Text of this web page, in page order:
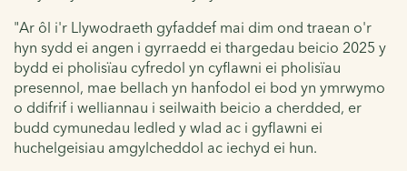
"Ar ôl i'r Llywodraeth gyfaddef mai dim ond traean o'r
hyn sydd ei angen i gyrraedd ei thargedau beicio 2025 y
bydd ei pholisïau cyfredol yn cyflawni ei pholisïau
presennol, mae bellach yn hanfodol ei bod yn ymrwymo
o ddifrif i welliannau i seilwaith beicio a cherdded, er
budd cymunedau ledled y wlad ac i gyflawni ei
huchelgeisiau amgylcheddol ac iechyd ei hun.